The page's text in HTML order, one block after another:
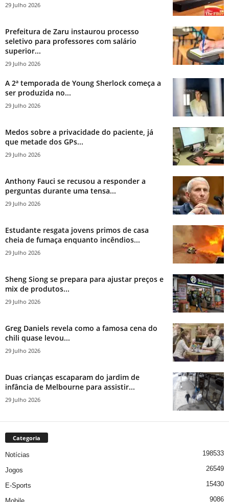
29 Julho 2026
Prefeitura de Zaru instaurou processo
seletivo para professores com salário
superior...
29 Julho 2026
A 2ª temporada de Young Sherlock começa a
ser produzida no...
29 Julho 2026
Medos sobre a privacidade do paciente, já
que metade dos GPs...
29 Julho 2026
Anthony Fauci se recusou a responder a
perguntas durante uma tensa...
29 Julho 2026
Estudante resgata jovens primos de casa
cheia de fumaça enquanto incêndios...
29 Julho 2026
Sheng Siong se prepara para ajustar preços e
mix de produtos...
29 Julho 2026
Greg Daniels revela como a famosa cena do
chili quase levou...
29 Julho 2026
Duas crianças escaparam do jardim de
infância de Melbourne para assistir...
29 Julho 2026
Categoria
Notícias 198533
Jogos 26549
E-Sports 15430
9086